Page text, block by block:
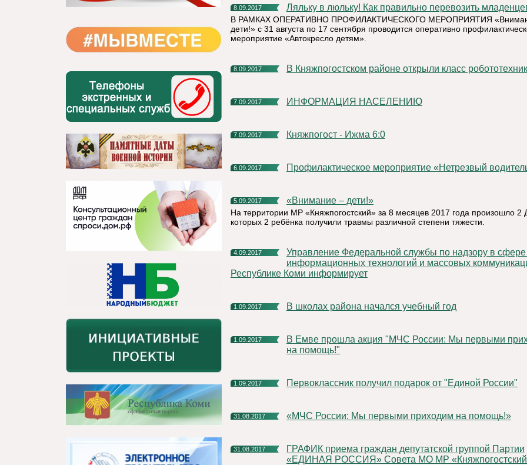
8.09.2017 Ляльку в люльку! Как правильно перевозить
В РАМКАХ ОПЕРАТИВНО ПРОФИЛАКТИЧЕСКОГО МЕРОПРИЯТИЯ
дети!» с 31 августа по 17 сентября проводится оперативно
мероприятие «Автокресло детям».
8.09.2017 В Княжпогостском районе открыли класс
7.09.2017 ИНФОРМАЦИЯ НАСЕЛЕНИЮ
7.09.2017 Княжпогост - Ижма 6:0
6.09.2017 Профилактическое мероприятие «Нетрезвый
5.09.2017 «Внимание – дети!»
На территории МР «Княжпогостский» за 8 месяцев 2017 года произошло 2
которых 2 ребёнка получили травмы различной степени тяжести.
4.09.2017
Управление Федеральной службы по надзору в сфере связи,
информационных технологий и массовых
Республике Коми информирует
1.09.2017 В школах района начался учебный год
1.09.2017
В Емве прошла акция "МЧС России: Мы первыми приходим
на помощь!"
1.09.2017 Первоклассник получил подарок от "Единой России"
31.08.2017 «МЧС России: Мы первыми приходим на помощь!»
31.08.2017
ГРАФИК приема граждан депутатской группой Партии
«ЕДИНАЯ РОССИЯ» Совета МО МР